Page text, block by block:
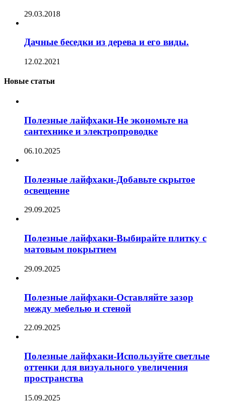
29.03.2018
Дачные беседки из дерева и его виды.
12.02.2021
Новые статьи
Полезные лайфхаки-Не экономьте на
сантехнике и электропроводке
06.10.2025
Полезные лайфхаки-Добавьте скрытое
освещение
29.09.2025
Полезные лайфхаки-Выбирайте плитку с
матовым покрытием
29.09.2025
Полезные лайфхаки-Оставляйте зазор
между мебелью и стеной
22.09.2025
Полезные лайфхаки-Используйте светлые
оттенки для визуального увеличения
пространства
15.09.2025